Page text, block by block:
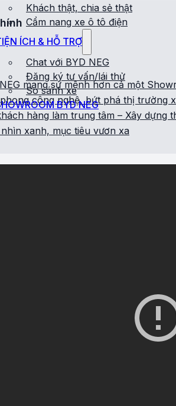
Khách thật, chia sẻ thật
Cẩm nang xe ô tô điện
ÍCH & HỖ TRỢ
Chat với BYD NEG
Đăng ký tư vấn/lái thử
So sánh xe
BYD NEG
mang sứ mệnh hơn cả một
công nghệ, bứt phá thị trường
hàng làm trung tâm – Xây dựng
xanh, mục tiêu vươn xa